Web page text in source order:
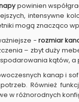
powinien
intensywne
mogą znacząco
- rozmiar
– zbyt duży
kątów, a
kanap i
Również
w różnorodnych